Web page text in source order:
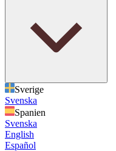
Sverige
Svenska
Spanien
Svenska
English
Español